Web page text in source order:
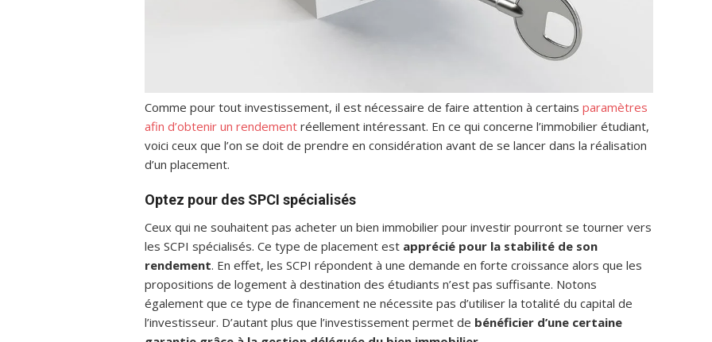
Comme pour tout investissement, il est nécessaire de faire attention à certains paramètres
afin d’obtenir un rendement réellement intéressant. En ce qui concerne l’immobilier étudiant,
voici ceux que l’on se doit de prendre en considération avant de se lancer dans la réalisation
d’un placement.
Optez pour des SPCI spécialisés
Ceux qui ne souhaitent pas acheter un bien immobilier pour investir pourront se tourner vers
les SCPI spécialisés. Ce type de placement est apprécié pour la stabilité de son
rendement. En effet, les SCPI répondent à une demande en forte croissance alors que les
propositions de logement à destination des étudiants n’est pas suffisante. Notons
également que ce type de financement ne nécessite pas d’utiliser la totalité du capital de
l’investisseur. D’autant plus que l’investissement permet de bénéficier d’une certaine